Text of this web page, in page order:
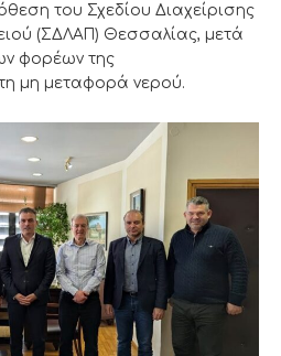
του Σχεδίου Διαχείρισης
(ΣΔΛΑΠ) Θεσσαλίας, μετά
φορέων της
μη μεταφορά νερού.